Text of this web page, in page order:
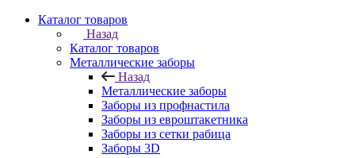
Каталог товаров
Назад
Каталог товаров
Металлические заборы
Назад
Металлические заборы
Заборы из профнастила
Заборы из евроштакетника
Заборы из сетки рабица
Заборы 3D